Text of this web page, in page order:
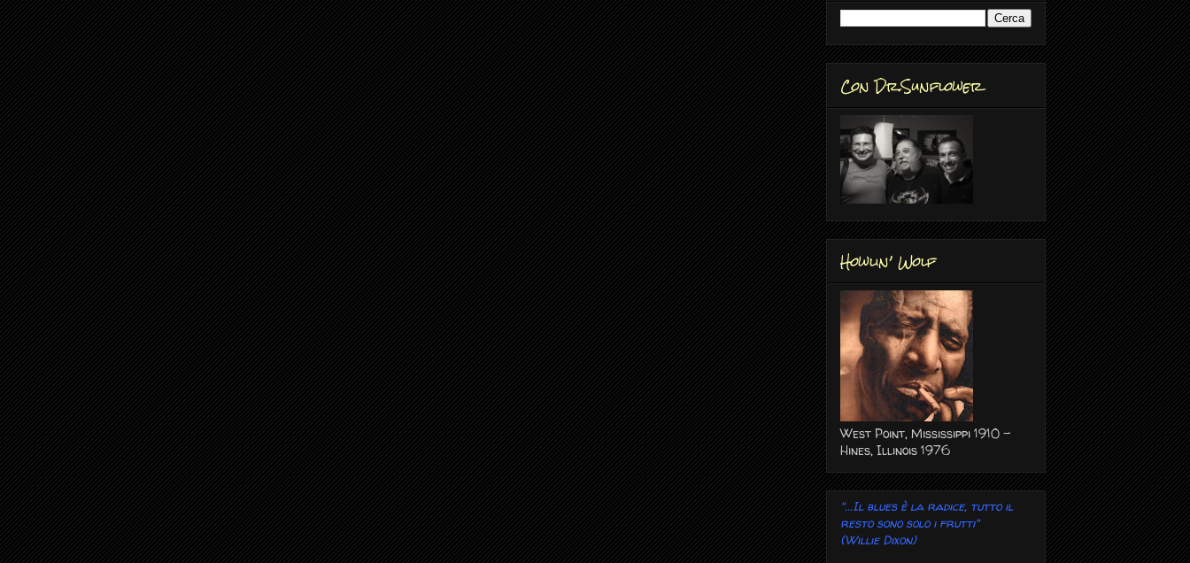
Con Dr.Sunflower
Howlin’ Wolf
West Point, Mississippi 1910 -
Hines, Illinois 1976
"...Il blues è la radice, tutto il
resto sono solo i frutti"
(Willie Dixon)